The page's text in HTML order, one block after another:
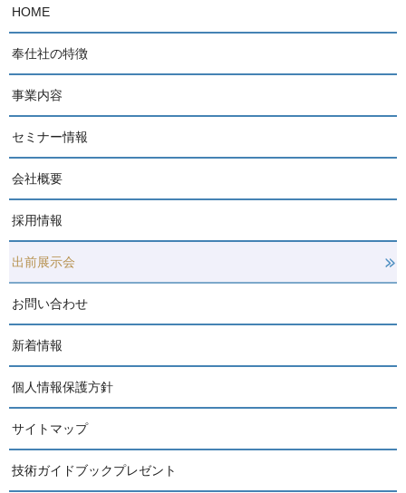
HOME
奉仕社の特徴
事業内容
セミナー情報
会社概要
採用情報
出前展示会
お問い合わせ
新着情報
個人情報保護方針
サイトマップ
技術ガイドブックプレゼント